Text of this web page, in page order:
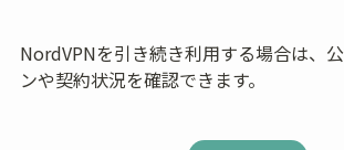
NordVPNを引き続き利用する場合は、
ンや契約状況を確認できます。